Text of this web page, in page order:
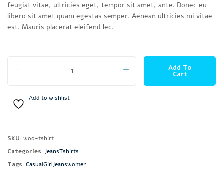
feugiat vitae, ultricies eget, tempor sit amet, ante. Donec eu
libero sit amet quam egestas semper. Aenean ultricies mi vitae
est. Mauris placerat eleifend leo.
Add To
Cart
Add to wishlist
SKU: woo-tshirt
Categories: JeansTshirts
Tags: CasualGirlJeanswomen